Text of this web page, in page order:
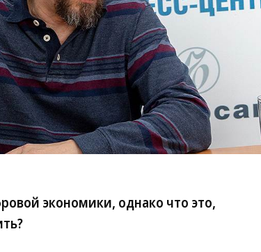
экономики, однако что это,